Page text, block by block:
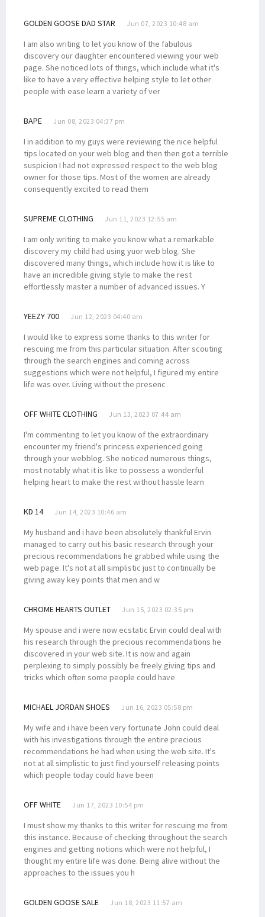
GOLDEN GOOSE DAD STAR Jun 07, 2023 10:48 am
I am also writing to let you know of the fabulous
discovery our daughter encountered viewing your web
page. She noticed lots of things, which include what it's
like to have a very effective helping style to let other
people with ease learn a variety of ver
BAPE Jun 08, 2023 04:37 pm
I in addition to my guys were reviewing the nice helpful
tips located on your web blog and then then got a terrible
suspicion I had not expressed respect to the web blog
owner for those tips. Most of the women are already
consequently excited to read them
SUPREME CLOTHING Jun 11, 2023 12:55 am
I am only writing to make you know what a remarkable
discovery my child had using yuor web blog. She
discovered many things, which include how it is like to
have an incredible giving style to make the rest
effortlessly master a number of advanced issues. Y
YEEZY 700 Jun 12, 2023 04:40 am
I would like to express some thanks to this writer for
rescuing me from this particular situation. After scouting
through the search engines and coming across
suggestions which were not helpful, I figured my entire
life was over. Living without the presenc
OFF WHITE CLOTHING Jun 13, 2023 07:44 am
I'm commenting to let you know of the extraordinary
encounter my friend's princess experienced going
through your webblog. She noticed numerous things,
most notably what it is like to possess a wonderful
helping heart to make the rest without hassle learn
KD 14 Jun 14, 2023 10:46 am
My husband and i have been absolutely thankful Ervin
managed to carry out his basic research through your
precious recommendations he grabbed while using the
web page. It's not at all simplistic just to continually be
giving away key points that men and w
CHROME HEARTS OUTLET Jun 15, 2023 02:35 pm
My spouse and i were now ecstatic Ervin could deal with
his research through the precious recommendations he
discovered in your web site. It is now and again
perplexing to simply possibly be freely giving tips and
tricks which often some people could have
MICHAEL JORDAN SHOES Jun 16, 2023 05:58 pm
My wife and i have been very fortunate John could deal
with his investigations through the entire precious
recommendations he had when using the web site. It's
not at all simplistic to just find yourself releasing points
which people today could have been
OFF WHITE Jun 17, 2023 10:54 pm
I must show my thanks to this writer for rescuing me from
this instance. Because of checking throughout the search
engines and getting notions which were not helpful, I
thought my entire life was done. Being alive without the
approaches to the issues you h
GOLDEN GOOSE SALE Jun 18, 2023 11:57 am